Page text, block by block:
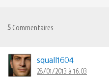
5 Commentaires
squall1604
28/01/2013 à 16:03